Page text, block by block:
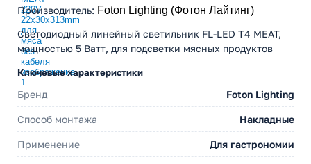
Производитель: Foton Lighting (Фотон Лайтинг)
Светодиодный линейный светильник FL-LED T4 MEAT,
мощностью 5 Ватт, для подсветки мясных продуктов
Ключевые характеристики
Бренд Foton Lighting
Способ монтажа Накладные
Применение Для гастрономии